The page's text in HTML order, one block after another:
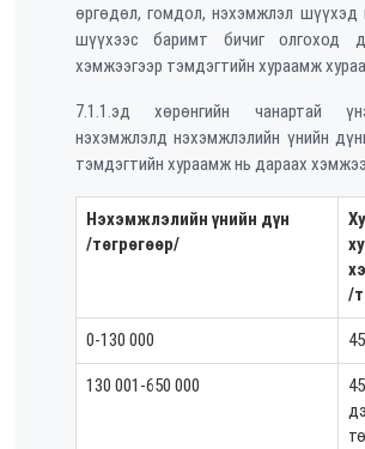
өргөдөл, гомдол, нэхэмжлэл шүүхэд
шүүхээс баримт бичиг олгоход
хэмжээгээр тэмдэгтийн хураамж
7.1.1.эд хөрөнгийн чанартай
нэхэмжлэлд нэхэмжлэлийн үнийн
тэмдэгтийн хураамж нь дараах
Нэхэмжлэлийн үнийн дүн
/төгрөгөөр/
/
0-130 000
130 001-650 000